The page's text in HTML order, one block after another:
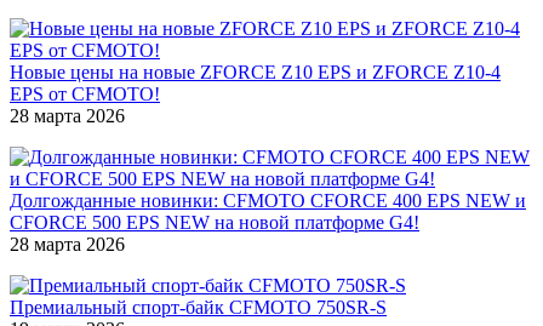
Новые цены на новые ZFORCE Z10 EPS и ZFORCE Z10-4
EPS от CFMOTO!
28 марта 2026
Долгожданные новинки: CFMOTO CFORCE 400 EPS NEW и
CFORCE 500 EPS NEW на новой платформе G4!
28 марта 2026
Премиальный спорт-байк CFMOTO 750SR-S